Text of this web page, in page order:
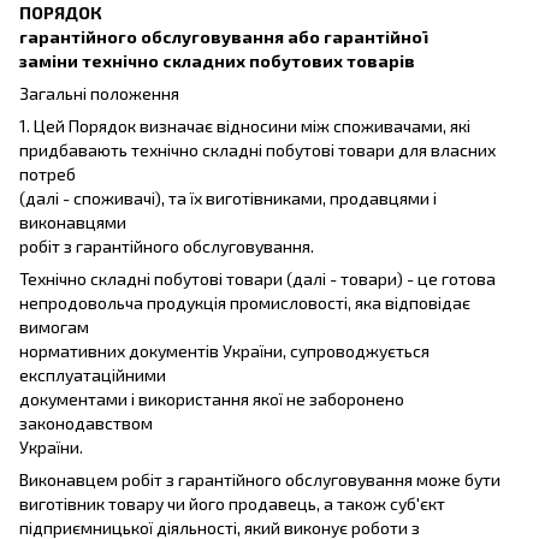
ПОРЯДОК
гарантійного обслуговування або гарантійної
заміни технічно складних побутових товарів
Загальні положення
1. Цей Порядок визначає відносини між споживачами, які
придбавають технічно складні побутові товари для власних
потреб
(далі - споживачі), та їх виготівниками, продавцями і
виконавцями
робіт з гарантійного обслуговування.
Технічно складні побутові товари (далі - товари) - це готова
непродовольча продукція промисловості, яка відповідає
вимогам
нормативних документів України, супроводжується
експлуатаційними
документами і використання якої не заборонено
законодавством
України.
Виконавцем робіт з гарантійного обслуговування може бути
виготівник товару чи його продавець, а також суб'єкт
підприємницької діяльності, який виконує роботи з